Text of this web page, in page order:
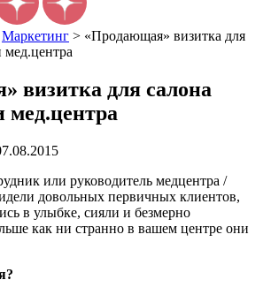
Маркетинг > «Продающая» визитка для
мед.центра
визитка для салона
мед.центра
или руководитель медцентра /
довольных первичных клиентов,
в улыбке, сияли и безмерно
как ни странно в вашем центре они